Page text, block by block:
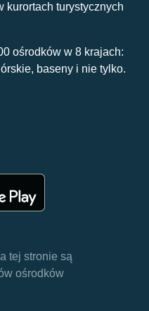
kurortach turystycznych
ośrodków w 8 krajach:
baseny i nie tylko.
tej stronie są
ośrodków